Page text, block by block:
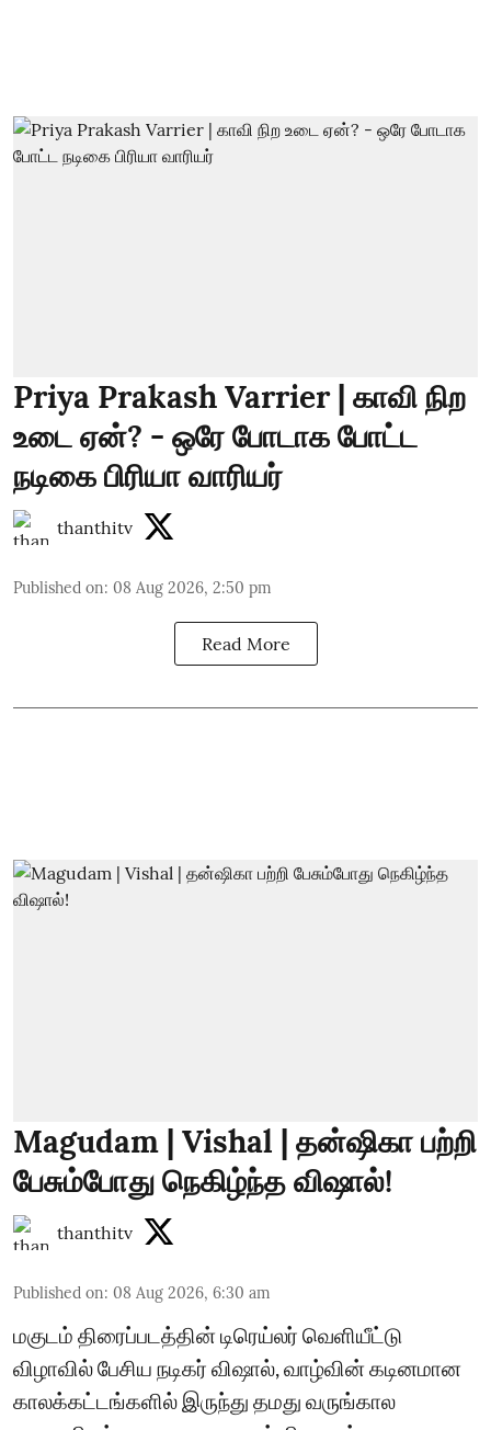
Priya Prakash Varrier | காவி நிற
உடை ஏன்? - ஒரே போடாக போட்ட
நடிகை பிரியா வாரியர்
thanthitv
Published on: 08 Aug 2026, 2:50 pm
Read More
Magudam | Vishal | தன்ஷிகா பற்றி
பேசும்போது நெகிழ்ந்த விஷால்!
thanthitv
Published on: 08 Aug 2026, 6:30 am
மகுடம் திரைப்படத்தின் டிரெய்லர் வெளியீட்டு
விழாவில் பேசிய நடிகர் விஷால், வாழ்வின் கடினமான
காலக்கட்டங்களில் இருந்து தமது வருங்கால